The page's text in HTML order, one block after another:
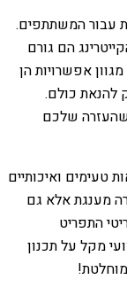
עבור המשתתפים.
הם גורם
אפשרויות הן
להנאת כולם.
שהעזרה שלכם
טעימים ואיכותיים
מענגת אלא גם
התפריט
מקל על תכנון